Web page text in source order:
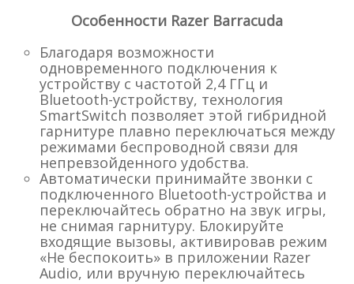
Особенности Razer Barracuda
Благодаря возможности
одновременного подключения к
устройству с частотой 2,4 ГГц и
Bluetooth-устройству, технология
SmartSwitch позволяет этой гибридной
гарнитуре плавно переключаться между
режимами беспроводной связи для
непревзойденного удобства.
Автоматически принимайте звонки с
подключенного Bluetooth-устройства и
переключайтесь обратно на звук игры,
не снимая гарнитуру. Блокируйте
входящие вызовы, активировав режим
«Не беспокоить» в приложении Razer
Audio, или вручную переключайтесь